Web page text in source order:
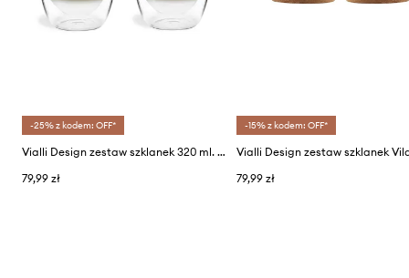
-25% z kodem: OFF*
Vialli Design zestaw szklanek 320 ml. 2-pack
79,99 zł
-15% z kodem: OFF*
79,99 zł